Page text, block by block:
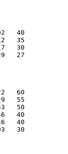
40
35
30
27
60
55
50
40
40
30